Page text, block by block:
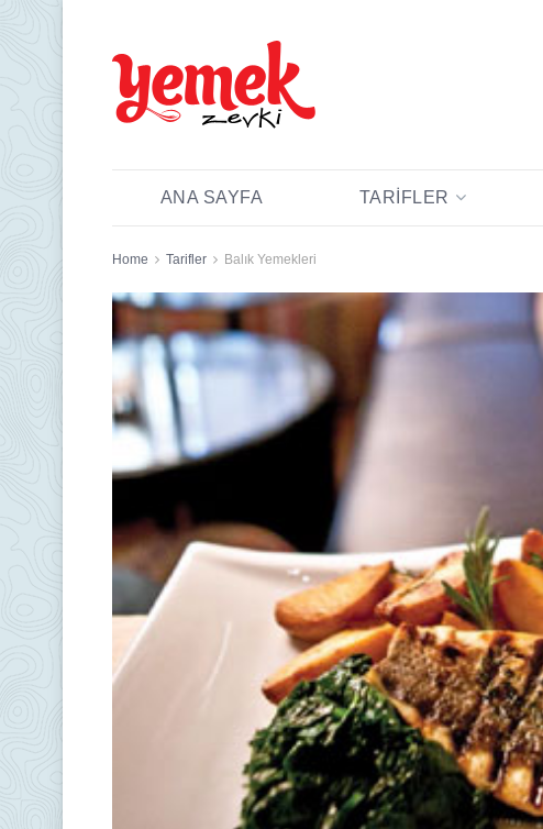
ANA SAYFA TARIFLER
Home Tarifler Balık Yemekleri